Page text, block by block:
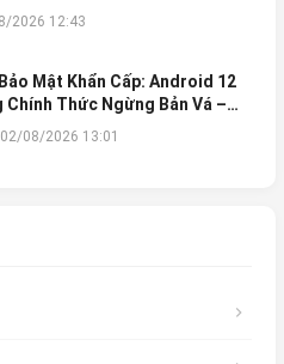
2026 12:43
Mật Khẩn Cấp: Android 12
Chính Thức Ngừng Bản Vá –
Tài Khoản Ngân Hàng & Cách
02/08/2026 13:01